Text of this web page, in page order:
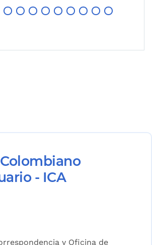
- ICA
y Oficina de